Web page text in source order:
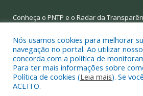
Conheça o PNTP e o Radar da
Todos os direitos reservados a
do Ajuru.
Nós usamos cookies para melhorar
navegação no portal. Ao utilizar
concorda com a política de
Para ter mais informações sobre
Política de cookies (Leia mais). Se
ACEITO.